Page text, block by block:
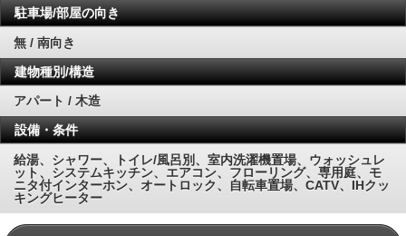
駐車場/部屋の向き
無 / 南向き
建物種別/構造
アパート / 木造
設備・条件
給湯、シャワー、トイレ/風呂別、室内洗濯機置場、ウォッシュレ
ット、システムキッチン、エアコン、フローリング、専用庭、モ
ニタ付インターホン、オートロック、自転車置場、CATV、IHクッ
キングヒーター